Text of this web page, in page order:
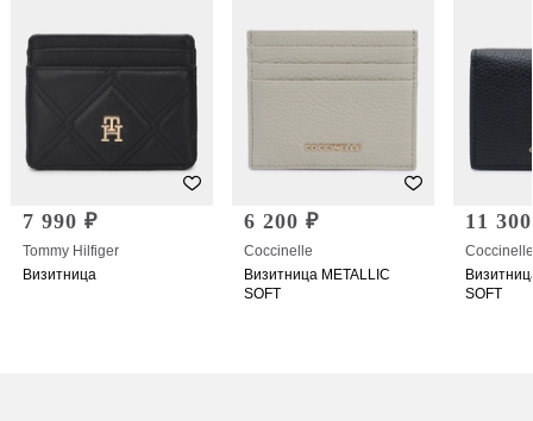
7 990 ₽
Tommy Hilfiger
Визитница
6 200 ₽
Coccinelle
Визитница METALLIC
SOFT
11
Coccinelle
SOFT